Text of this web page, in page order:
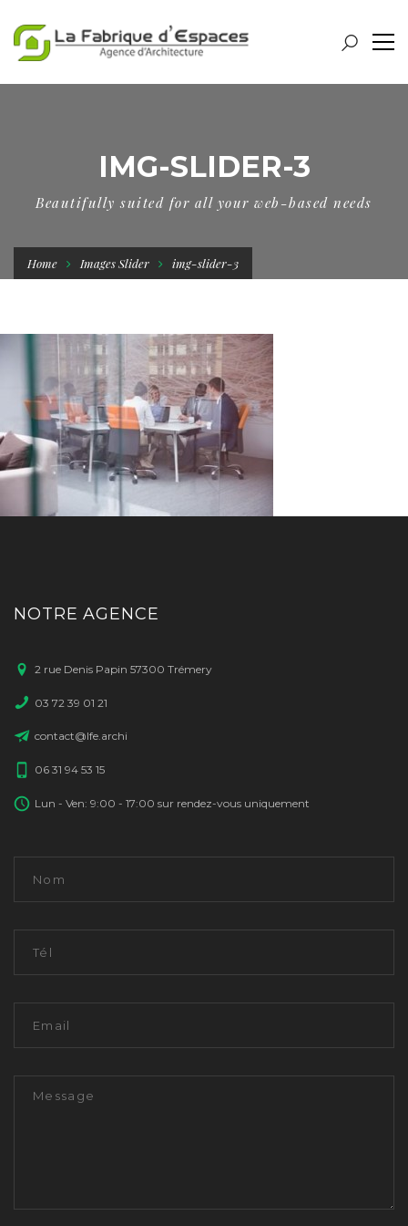
IMG-SLIDER-3
Beautifully suited for all your web-based needs
Home Images Slider img-slider-3
NOTRE AGENCE
2 rue Denis Papin 57300 Trémery
03 72 39 01 21
contact@lfe.archi
06 31 94 53 15
Lun - Ven: 9:00 - 17:00 sur rendez-vous uniquement